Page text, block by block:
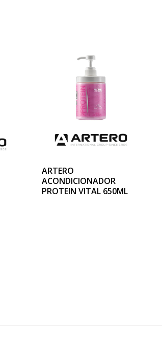
ARTERO
ACONDICIONADOR
PROTEIN VITAL 650ML